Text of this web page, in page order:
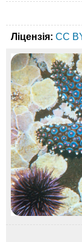
Ліцензія: CC